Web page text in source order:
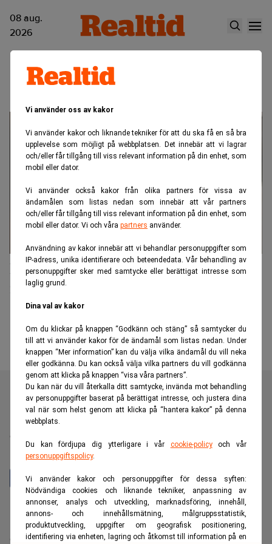
Vi använder oss av kakor
Vi använder kakor och liknande tekniker för att du ska få en så bra
upplevelse som möjligt på webbplatsen. Det innebär att vi lagrar
och/eller får tillgång till viss relevant information på din enhet, som
mobil eller dator.
Vi använder också kakor från olika partners för vissa av
ändamålen som listas nedan som innebär att vår partners
och/eller får tillgång till viss relevant information på din enhet, som
mobil eller dator. Vi och våra partners använder.
Användning av kakor innebär att vi behandlar personuppgifter som
IP-adress, unika identifierare och beteendedata. Vår behandling av
personuppgifter sker med samtycke eller berättigat intresse som
laglig grund.
Dina val av kakor
Om du klickar på knappen “Godkänn och stäng” så samtycker du
till att vi använder kakor för de ändamål som listas nedan. Under
knappen “Mer information” kan du välja vilka ändamål du vill neka
eller godkänna. Du kan också välja vilka partners du vill godkänna
genom att klicka på knappen “visa våra partners”.
Du kan när du vill återkalla ditt samtycke, invända mot behandling
av personuppgifter baserat på berättigat intresse, och justera dina
val när som helst genom att klicka på “hantera kakor” på denna
webbplats.
Du kan fördjupa dig ytterligare i vår cookie-policyoch vår
personuppgiftspolicy.
Vi använder kakor och personuppgifter för dessa syften:
Nödvändiga cookies och liknande tekniker, anpassning av
annonser, analys och utveckling, marknadsföring, innehåll,
annons- och innehållsmätning, målgruppsstatistik,
produktutveckling, uppgifter om geografisk positionering,
identifiering via enheten, lagring och åtkomst till information på en
08 aug.
2026
Svensk Filmindustri
Drev illegal IPTV-tjänst – döms till
miljonböter
Realtid är en oberoende och kostnadsfri nyhetskanal för
dig som vill fördjupa dig inom finans- och
näringslivsnyheter.
Hantera prenumeration
Integritetspolicy för personuppgifter
Cookiepolicy